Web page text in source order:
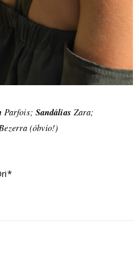
Parfois; Sandálias Zara;
(óbvio!)